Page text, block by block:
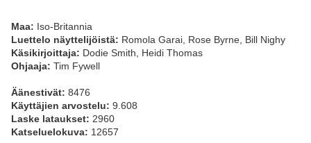
Maa: Iso-Britannia
Luettelo näyttelijöistä: Romola Garai, Rose Byrne, Bill Nighy
Käsikirjoittaja: Dodie Smith, Heidi Thomas
Ohjaaja: Tim Fywell
Äänestivät: 8476
Käyttäjien arvostelu: 9.608
Laske lataukset: 2960
Katseluelokuva: 12657